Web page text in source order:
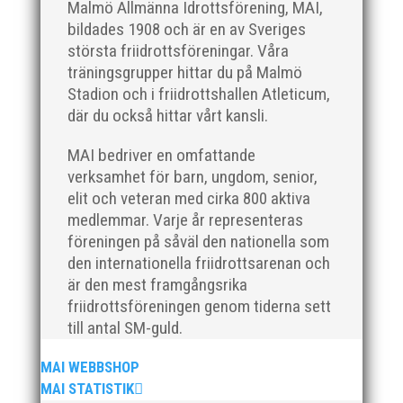
Malmö Allmänna Idrottsförening, MAI,
bildades 1908 och är en av Sveriges
största friidrottsföreningar. Våra
träningsgrupper hittar du på Malmö
Stadion och i friidrottshallen Atleticum,
där du också hittar vårt kansli.
MAI bedriver en omfattande
verksamhet för barn, ungdom, senior,
elit och veteran med cirka 800 aktiva
medlemmar. Varje år representeras
föreningen på såväl den nationella som
den internationella friidrottsarenan och
är den mest framgångsrika
friidrottsföreningen genom tiderna sett
till antal SM-guld.
MAI WEBBSHOP
MAI STATISTIK
Nu har Svensk Friidrotts nya resultat- och
statistikdatabas Friidrottsstatistik öppnat! På
friidrottsstatistik.se ges heltäckande och snabb
tillgång till friidrottens siffervärld. Här ryms, förutom
statistiken och de senaste resultaten, också
personbiografier på mer...
På Hedens IP i Helsingborg, i strålande solsken och
starka växlande vindar, tog sig MAI's lag i årets
upplaga av kvaltävlingen i Kraftmätningen vidare till
final genom att samla ihop hela 30111 poäng. Det var
många tävlingssugna MAI:are detta annorlunda
tävlingsår som...